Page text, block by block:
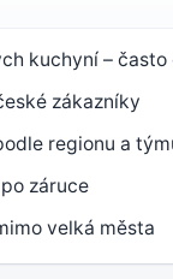
kuchyní –
zákazníky
regionu a
záruce
velká města